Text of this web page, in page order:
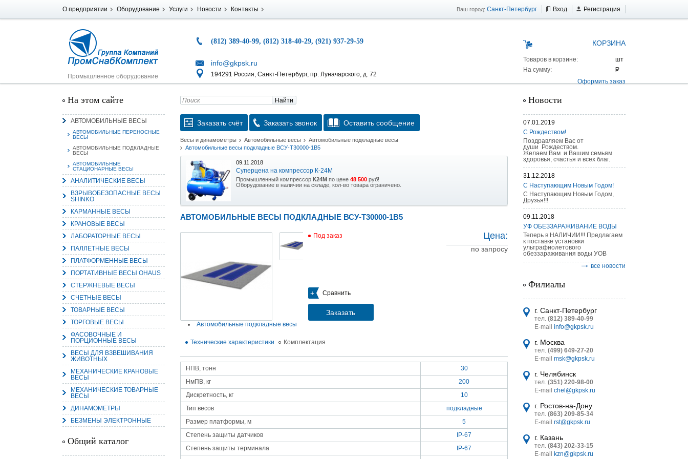
О предприятии Оборудование Услуги Новости Контакты Ваш город: Санкт-Петербург Вход Регистрация
Промышленное оборудование
(812) 389-40-99, (812) 318-40-29, (921) 937-29-59
info@gkpsk.ru
194291 Россия, Санкт-Петербург, пр. Луначарского, д. 72
КОРЗИНА
Товаров в корзине:
На сумму:
Оформить заказ
На этом сайте
АВТОМОБИЛЬНЫЕ ВЕСЫ
АВТОМОБИЛЬНЫЕ ПЕРЕНОСНЫЕ
ВЕСЫ
АВТОМОБИЛЬНЫЕ ПОДКЛАДНЫЕ
ВЕСЫ
АВТОМОБИЛЬНЫЕ
СТАЦИОНАРНЫЕ ВЕСЫ
АНАЛИТИЧЕСКИЕ ВЕСЫ
ВЗРЫВОБЕЗОПАСНЫЕ ВЕСЫ
SHINKO
КАРМАННЫЕ ВЕСЫ
КРАНОВЫЕ ВЕСЫ
ЛАБОРАТОРНЫЕ ВЕСЫ
ПАЛЛЕТНЫЕ ВЕСЫ
ПЛАТФОРМЕННЫЕ ВЕСЫ
ПОРТАТИВНЫЕ ВЕСЫ OHAUS
СТЕРЖНЕВЫЕ ВЕСЫ
СЧЕТНЫЕ ВЕСЫ
ТОВАРНЫЕ ВЕСЫ
ТОРГОВЫЕ ВЕСЫ
ФАСОВОЧНЫЕ И
ПОРЦИОННЫЕ ВЕСЫ
ВЕСЫ ДЛЯ ВЗВЕШИВАНИЯ
ЖИВОТНЫХ
МЕХАНИЧЕСКИЕ КРАНОВЫЕ
ВЕСЫ
МЕХАНИЧЕСКИЕ ТОВАРНЫЕ
ВЕСЫ
ДИНАМОМЕТРЫ
БЕЗМЕНЫ ЭЛЕКТРОННЫЕ
Общий каталог
Найти
Заказать счёт Заказать звонок Оставить сообщение
Весы и динамометры Автомобильные весы
Автомобильные подкладные весы
Автомобильные весы подкладные ВСУ-Т30000-1В5
09.11.2018
Суперцена на компрессор К-24М
Промышленный компрессор К24М по цене 48 500 руб!
Оборудование в наличии на складе, кол-во товара ограничено.
15.10.2018
Уникальная возможность приобрести (в наличии на складе) тележку гидравлическую AS 25 г/п
Насосы Calpeda в НАЛИЧИИ
https://www.1nasos.ru/vodosnabzhenie-otoplenie/calpeda-mxh-203e
15.01.2018
Ручные насосы НБУ без торговой наценки!
Поступление насосов НБУ 700-02 на склад в Спб. Купите сегодня по цене производителя!
Насос бочковой универсальный НБУ 700-02 предназначен для перекачивания пищевых растительных
масел из бочек и других емкостей и соответствует государственным санитарно-эпидемеологическим
правилам и нормам.
15.01.2018
Оборудование в наличии на складе!!! Цены фиксированы!
Акция на Пневмонагнетатель ТОПОЛЬ 300 ТРАНСМИКС и Растворосмеситель
Растворосмеситель СКАУТ MINI
Товар имеется в наличии на складе.
Наклонный подъемник Minor Escalera по цене 2014 года
Оборудование в наличии на складе.
Стоимость 260 000 руб!
АВТОМОБИЛЬНЫЕ ВЕСЫ ПОДКЛАДНЫЕ ВСУ-Т30000-1В5
Под заказ
Сравнить
Заказать
Цена:
по запросу
Автомобильные подкладные весы
Технические характеристики Комплектация
НПВ, тонн
30
НмПВ, кг
200
Дискретность, кг
10
Тип весов
подкладные
Размер платформы, м
5
Степень защиты датчиков
IP-67
Степень защиты терминала
IP-67
Новости
07.01.2019
С Рождеством!
Поздравляем Вас от
души Рождеством.
Желаем Вам и Вашим семьям
здоровья, счастья и всех благ.
31.12.2018
С Наступающим Новым Годом!
С Наступающим Новым Годом,
Друзья!!!
09.11.2018
УФ ОБЕЗЗАРАЖИВАНИЕ ВОДЫ
Теперь в НАЛИЧИИ!!! Предлагаем
к поставке установки
ультрафиолетового
обеззараживания воды УОВ
все новости
Филиалы
г. Санкт-Петербург
тел. (812) 389-40-99
E-mail info@gkpsk.ru
г. Москва
тел. (499) 649-27-20
E-mail msk@gkpsk.ru
г. Челябинск
тел. (351) 220-98-00
E-mail chel@gkpsk.ru
г. Ростов-на-Дону
тел. (863) 209-85-34
E-mail rst@gkpsk.ru
г. Казань
тел. (843) 202-33-15
E-mail
kzn@gkpsk.ru